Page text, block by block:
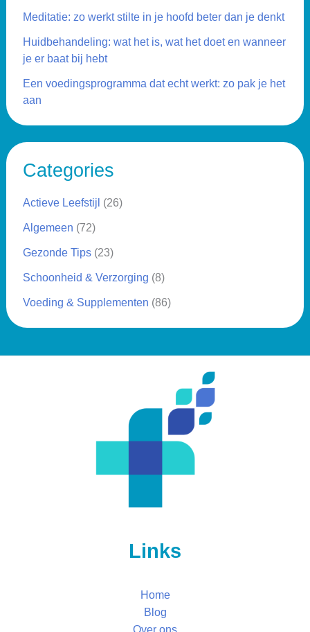
Meditatie: zo werkt stilte in je hoofd beter dan je denkt
Huidbehandeling: wat het is, wat het doet en wanneer
je er baat bij hebt
Een voedingsprogramma dat echt werkt: zo pak je het
aan
Categories
Actieve Leefstijl (26)
Algemeen (72)
Gezonde Tips(23)
Schoonheid & Verzorging (8)
Voeding & Supplementen (86)
Links
Home
Blog